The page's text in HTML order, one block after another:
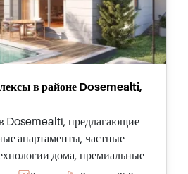
в районе Dosemealti,
Dosemealti, предлагающие
апартаменты, частные
дома, премиальные